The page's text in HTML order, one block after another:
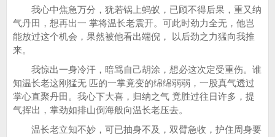
我心中焦急万分，犹若锅上蚂蚁，已顾不得后果，重又纳
气丹田，想再出一 掌将温长老震开。可此时劲力全无，他岂
能放过这个机会，果然被他看出端倪， 以后劲之力猛向我推
来。
我惊出一身冷汗，暗骂自己胡涂，想必这次定受重伤。谁
知温长老这刚猛无 匹的一掌竟变的绵绵弱弱，一股真气透过
掌心直聚丹田。我心下大喜，归纳之气 竟胜过往日许多，提
气挥出，掌劲如排山倒海般向温长老压去。
温长老立知不妙，可已抽身不及，双臂急收，护住周身要